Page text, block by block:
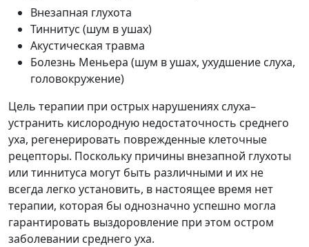
Внезапная глухота
Тиннитус (шум в ушах)
Акустическая травма
Болезнь Меньера (шум в ушах, ухудшение слуха,
головокружение)
Цель терапии при острых нарушениях слуха–
устранить кислородную недостаточность среднего
уха, регенерировать поврежденные клеточные
рецепторы. Поскольку причины внезапной глухоты
или тиннитуса могут быть различными и их не
всегда легко установить, в настоящее время нет
терапии, которая бы однозначно успешно могла
гарантировать выздоровление при этом остром
заболевании среднего уха.